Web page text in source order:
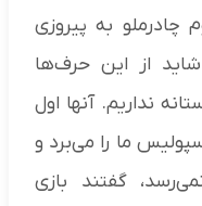
چادرملو به پیروزی
از این حرف‌ها
نداریم. آنها اول
ما را می‌برد و
گفتند بازی